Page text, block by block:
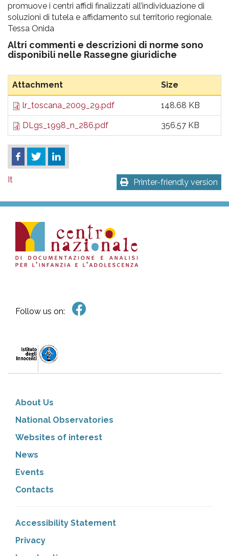
promuove i centri affidi finalizzati all’individuazione di
soluzioni di tutela e affidamento sul territorio regionale.
Tessa Onida
Altri commenti e descrizioni di norme sono
disponibili nelle Rassegne giuridiche
Attachment Size
lr_toscana_2009_29.pdf 148.68 KB
DLgs_1998_n_286.pdf 356.57 KB
Printer-friendly version
It
Follow us on:
About Us
National Observatories
Websites of interest
News
Events
Contacts
Accessibility Statement
Privacy